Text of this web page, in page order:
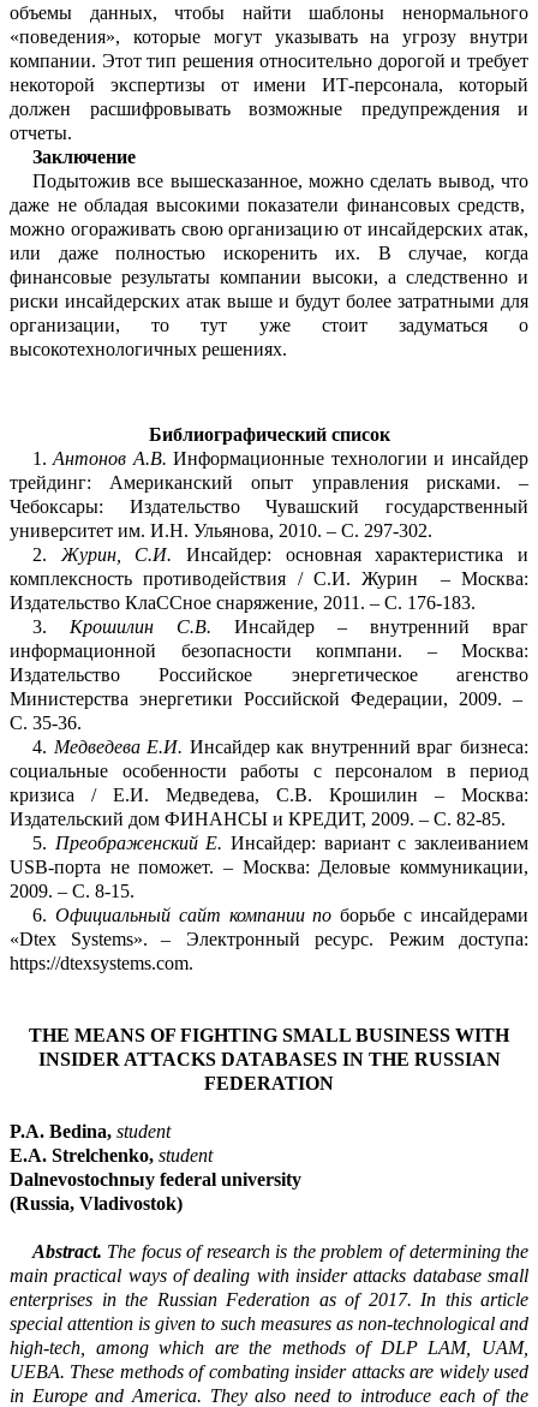
объемы данных, чтобы найти шаблоны ненормального
«поведения», которые могут указывать на угрозу внутри
компании. Этот тип решения относительно дорогой и требует
некоторой экспертизы от имени ИТ-персонала, который
должен расшифровывать возможные предупреждения и
отчеты.
Заключение
Подытожив все вышесказанное, можно сделать вывод, что
даже не обладая высокими показатели финансовых средств,
можно огораживать свою организацию от инсайдерских атак,
или даже полностью искоренить их. В случае, когда
финансовые результаты компании высоки, а следственно и
риски инсайдерских атак выше и будут более затратными для
организации, то тут уже стоит задуматься о
высокотехнологичных решениях.
Библиографический список
1. Антонов А.В. Информационные технологии и инсайдер
трейдинг: Американский опыт управления рисками.–
Чебоксары: Издательство Чувашский государственный
университет им. И.Н. Ульянова, 2010. – С. 297-302.
2.
Журин, С.И. Инсайдер: основная характеристика и
комплексность противодействия / C.И.Журин – Москва:
Издательство КлаССное снаряжение, 2011. – С. 176-183.
3.
КрошилинС.В. Инсайдер – внутренний враг
информационной безопасности копмпани. – Москва:
Издательство Российское энергетическое агенство
Министерства энергетики Российской Федерации, 2009. –
С. 35-36.
4. Медведева Е.И. Инсайдер как внутренний враг бизнеса:
социальные особенности работы с персоналом в период
кризиса / Е.И.
Медведева, С.В. Крошилин – Москва:
Издательский дом ФИНАНСЫ и КРЕДИТ, 2009. – С. 82-85.
5. Преображенский Е. Инсайдер: вариант с заклеиванием
USB-порта не поможет. – Москва: Деловые коммуникации,
2009. – С. 8-15.
6. Официальный сайт компании по борьбе с инсайдерами
«Dtex Systems». – Электронный ресурс. Режим доступа:
https://dtexsystems.com.
THE MEANS OF FIGHTING SMALL BUSINESS WITH
INSIDER ATTACKS DATABASES IN THE RUSSIAN
FEDERATION
P.A. Bedina, student
E.A. Strelchenko, student
Dalnevostochnыy federal university
(Russia, Vladivostok)
Abstract. The focus of research is the problem of determining the
main practical ways of dealing with insider attacks database small
enterprises in the Russian Federation as of 2017. In this article
special attention is given to such measures as non-technological and
high-tech, among which are the methods of DLP LAM, UAM,
UEBA. These methods of combating insider attacks are widely used
in Europe and America. They also need to introduce each of the